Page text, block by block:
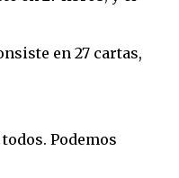
en 27 cartas,
Podemos